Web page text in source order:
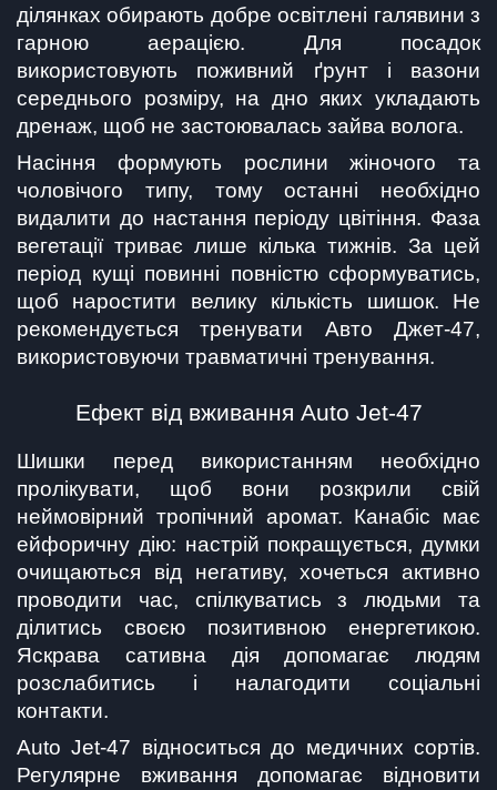
ділянках обирають добре освітлені галявини з
гарною аерацією. Для посадок
використовують поживний ґрунт і вазони
середнього розміру, на дно яких укладають
дренаж, щоб не застоювалась зайва волога.
Насіння формують рослини жіночого та
чоловічого типу, тому останні необхідно
видалити до настання періоду цвітіння. Фаза
вегетації триває лише кілька тижнів. За цей
період кущі повинні повністю сформуватись,
щоб наростити велику кількість шишок. Не
рекомендується тренувати Авто Джет-47,
використовуючи травматичні тренування.
Ефект від вживання Auto Jet-47
Шишки перед використанням необхідно
пролікувати, щоб вони розкрили свій
неймовірний тропічний аромат. Канабіс має
ейфоричну дію: настрій покращується, думки
очищаються від негативу, хочеться активно
проводити час, спілкуватись з людьми та
ділитись своєю позитивною енергетикою.
Яскрава сативна дія допомагає людям
розслабитись і налагодити соціальні
контакти.
Auto Jet-47 відноситься до медичних сортів.
Регулярне вживання допомагає відновити